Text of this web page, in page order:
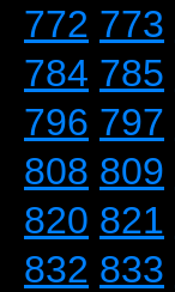
772 773
784 785
796 797
808 809
820 821
832 833